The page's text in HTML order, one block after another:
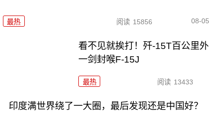
最热 阅读 15856 08-05
看不见就挨打！歼-15T百公里外
一剑封喉F-15J
最热 阅读 13433
印度满世界绕了一大圈，最后发现还是中国好？